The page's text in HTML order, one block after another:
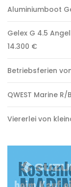
Aluminiumboot
Gelex G 4.5
14.300 €
Betriebsferien
QWEST Marine
Viererlei von